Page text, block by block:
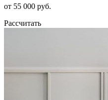
от 55 000 руб.
Рассчитать